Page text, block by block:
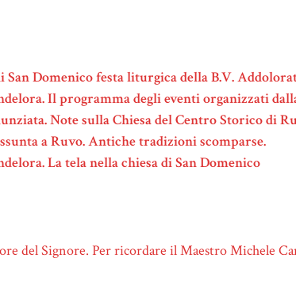
San Domenico festa liturgica della B.V.
Il programma degli eventi organizzati
Note sulla Chiesa del Centro Storico di
a Ruvo. Antiche tradizioni scomparse.
La tela nella chiesa di San Domenico
del Signore. Per ricordare il Maestro Michele